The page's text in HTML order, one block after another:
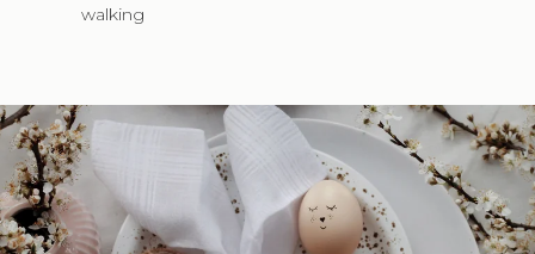
walking